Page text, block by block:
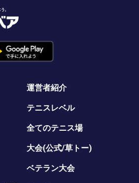
運営者紹介
テニスレベル
全てのテニス場
大会(公式/草トー)
ベテラン大会